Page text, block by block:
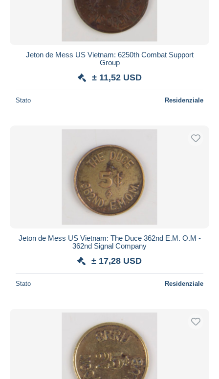
Jeton de Mess US Vietnam: 6250th Combat Support
Group
± 11,52 USD
Stato Residenziale
Jeton de Mess US Vietnam: The Duce 362nd E.M. O.M -
362nd Signal Company
± 17,28 USD
Stato Residenziale